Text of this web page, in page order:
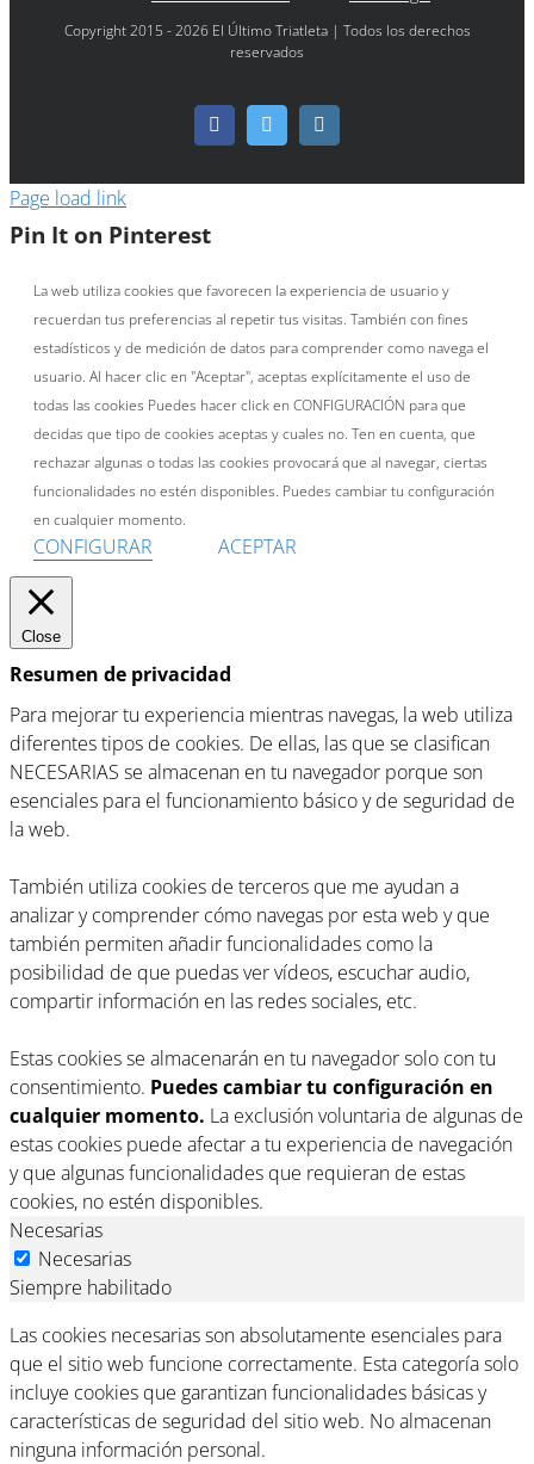
Copyright 2015 - 2026 El Último Triatleta | Todos los derechos
reservados
FacebookTwitter
Page load link
Pin It on Pinterest
La web utiliza cookies que favorecen la experiencia de usuario y
recuerdan tus preferencias al repetir tus visitas. También con fines
estadísticos y de medición de datos para comprender como navega el
usuario. Al hacer clic en "Aceptar", aceptas explícitamente el uso de
todas las cookies Puedes hacer click en CONFIGURACIÓN para que
decidas que tipo de cookies aceptas y cuales no. Ten en cuenta, que
rechazar algunas o todas las cookies provocará que al navegar, ciertas
funcionalidades no estén disponibles. Puedes cambiar tu configuración
en cualquier momento.
CONFIGURAR ACEPTAR
Close
Resumen de privacidad
Para mejorar tu experiencia mientras navegas, la web utiliza
diferentes tipos de cookies. De ellas, las que se clasifican
NECESARIAS se almacenan en tu navegador porque son
esenciales para el funcionamiento básico y de seguridad de
la web.
También utiliza cookies de terceros que me ayudan a
analizar y comprender cómo navegas por esta web y que
también permiten añadir funcionalidades como la
posibilidad de que puedas ver vídeos, escuchar audio,
compartir información en las redes sociales, etc.
Estas cookies se almacenarán en tu navegador solo con tu
consentimiento. Puedes cambiar tu configuración en
cualquier momento. La exclusión voluntaria de algunas de
estas cookies puede afectar a tu experiencia de navegación
y que algunas funcionalidades que requieran de estas
cookies, no estén disponibles.
Necesarias
Necesarias
Siempre habilitado
Las cookies necesarias son absolutamente esenciales para
que el sitio web funcione correctamente. Esta categoría solo
incluye cookies que garantizan funcionalidades básicas y
características de seguridad del sitio web. No almacenan
ninguna información personal.